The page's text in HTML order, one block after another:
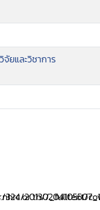
น
ญญาทางปกครองขึ้นสู่
ษา.
ยและวิชาการ